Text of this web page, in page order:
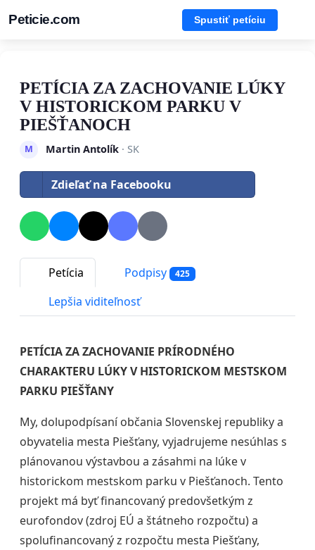
Peticie.com Spustiť petíciu
PETÍCIA ZA ZACHOVANIE LÚKY
V HISTORICKOM PARKU V
PIEŠŤANOCH
M Martin Antolík· SK
Zdieľať na Facebooku
Petícia Podpisy 425
Lepšia viditeľnosť
PETÍCIA ZA ZACHOVANIE PRÍRODNÉHO
CHARAKTERU LÚKY V HISTORICKOM MESTSKOM
PARKU PIEŠŤANY
My, dolupodpísaní občania Slovenskej republiky a
obyvatelia mesta Piešťany, vyjadrujeme nesúhlas s
plánovanou výstavbou a zásahmi na lúke v
historickom mestskom parku v Piešťanoch. Tento
projekt má byť financovaný predovšetkým z
eurofondov (zdroj EÚ a štátneho rozpočtu) a
spolufinancovaný z rozpočtu mesta Piešťany,